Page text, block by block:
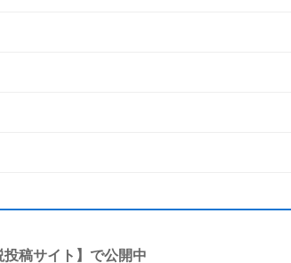
稿サイト】で公開中